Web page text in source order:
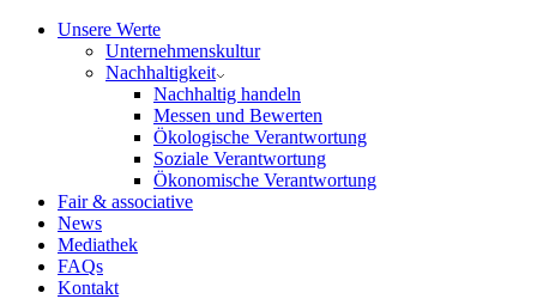
Unsere Werte
Unternehmenskultur
Nachhaltigkeit
Nachhaltig handeln
Messen und Bewerten
Ökologische Verantwortung
Soziale Verantwortung
Ökonomische Verantwortung
Fair & associative
News
Mediathek
FAQs
Kontakt